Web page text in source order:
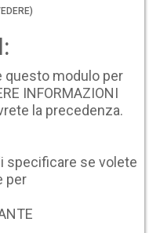
questo modulo per
INFORMAZIONI
la precedenza.
specificare se volete
per